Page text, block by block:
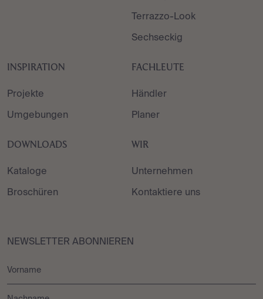
Terrazzo-Look
Sechseckig
INSPIRATION
Projekte
Umgebungen
FACHLEUTE
Händler
Planer
DOWNLOADS
Kataloge
Broschüren
WIR
Unternehmen
Kontaktiere uns
NEWSLETTER ABONNIEREN